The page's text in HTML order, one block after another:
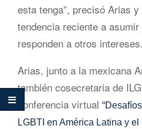
esta tenga”, precisó Arias
tendencia reciente a
responden a otros intereses.
Arias, junto a la mexicana
también cosecretaria de
conferencia virtual
LGBTI en América Latina y el